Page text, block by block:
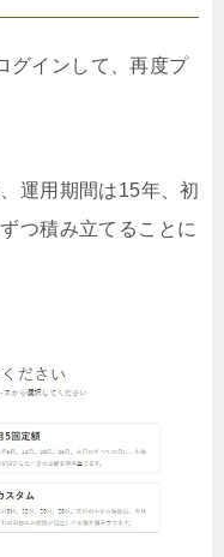
グインして、再度プ
運用期間は15年、初
つ積み立てることに